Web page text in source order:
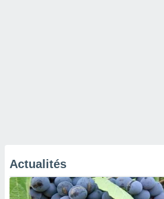
Actualités